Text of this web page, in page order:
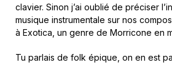
clavier. Sinon j’ai oublié de préciser
musique instrumentale sur nos
à Exotica, un genre de Morricone en
Tu parlais de folk épique, on en est